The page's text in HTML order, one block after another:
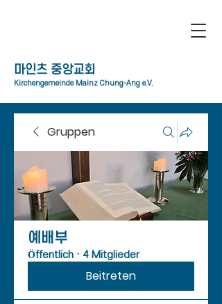
​마인츠 중앙교회
Kirchengemeinde Mainz Chung-Ang e.V.
Gruppen
예배부
Öffentlich · 4 Mitglieder
Beitreten